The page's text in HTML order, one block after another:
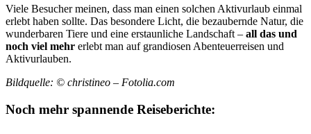
Viele Besucher meinen, dass man einen solchen Aktivurlaub einmal
erlebt haben sollte. Das besondere Licht, die bezaubernde Natur, die
wunderbaren Tiere und eine erstaunliche Landschaft – all das und
noch viel mehr erlebt man auf grandiosen Abenteuerreisen und
Aktivurlauben.
Bildquelle: © christineo – Fotolia.com
Noch mehr spannende Reiseberichte: